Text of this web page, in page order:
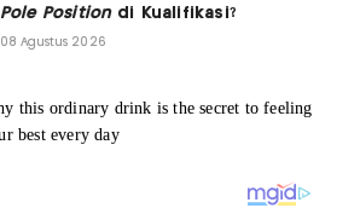
Pole Positiondi Kualifikasi?
08 Agustus 2026